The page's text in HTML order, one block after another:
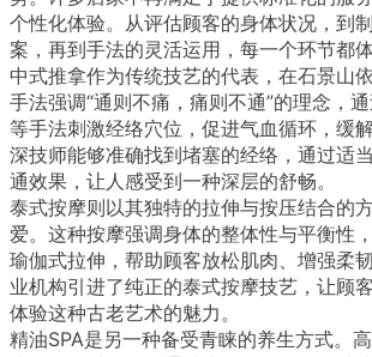
个性化体验。从评估顾客的身体状况，到
案，再到手法的灵活运用，每一个环节都
中式推拿作为传统技艺的代表，在石景山
手法强调“通则不痛，痛则不通”的理念，
等手法刺激经络穴位，促进气血循环，缓
深技师能够准确找到堵塞的经络，通过适
通效果，让人感受到一种深层的舒畅。
泰式按摩则以其独特的拉伸与按压结合的
爱。这种按摩强调身体的整体性与平衡性
瑜伽式拉伸，帮助顾客放松肌肉、增强柔
业机构引进了纯正的泰式按摩技艺，让顾
体验这种古老艺术的魅力。
精油SPA是另一种备受青睐的养生方式。